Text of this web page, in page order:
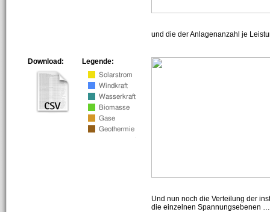
und die der Anlagenanzahl je
Legende:
Download:
Und nun noch die Verteilung der
die einzelnen Spannungsebenen